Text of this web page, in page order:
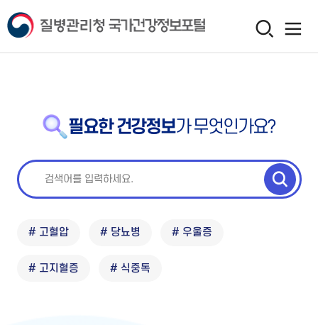
필요한 건강정보가 무엇인가요?
# 고혈압 # 당뇨병 # 우울증
# 고지혈증 # 식중독